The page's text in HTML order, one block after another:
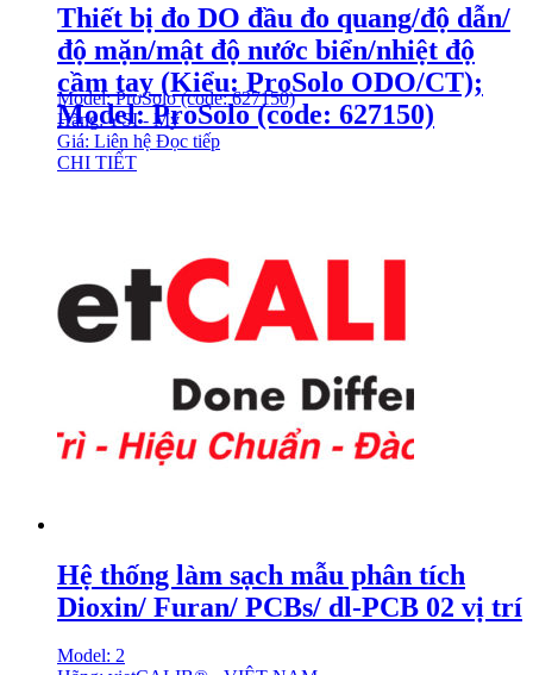
Thiết bị đo DO đầu đo quang/độ dẫn/
độ mặn/mật độ nước biển/nhiệt độ
cầm tay (Kiểu: ProSolo ODO/CT);
Model: ProSolo (code: 627150)
Model: ProSolo (code: 627150)
Hãng: YSI - Mỹ
Giá: Liên hệ Đọc tiếp
CHI TIẾT
Hệ thống làm sạch mẫu phân tích
Dioxin/ Furan/ PCBs/ dl-PCB 02 vị trí
Model: 2